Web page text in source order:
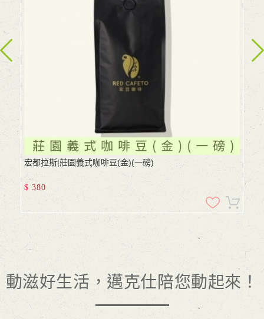
宏都拉斯|莊園義式咖啡豆(金)(一磅)
$ 380
動滋好生活，邁克仕陪您動起來！